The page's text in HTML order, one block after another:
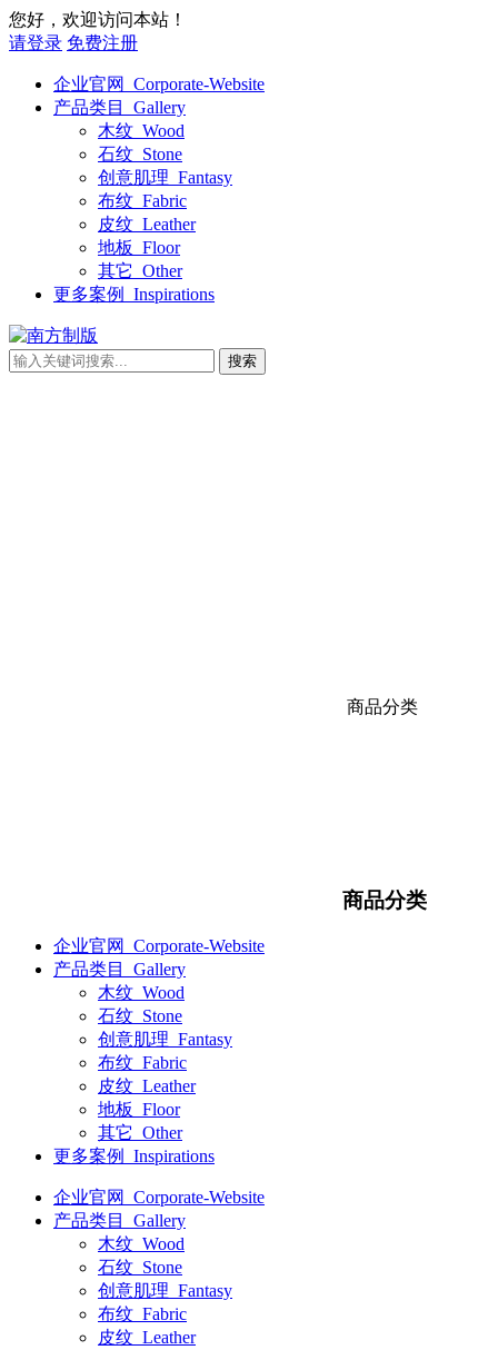
您好，欢迎访问本站！
请登录 免费注册
企业官网_Corporate-Website
产品类目_Gallery
木纹_Wood
石纹_Stone
创意肌理_Fantasy
布纹_Fabric
皮纹_Leather
地板_Floor
其它_Other
更多案例_Inspirations
商品分类
商品分类
企业官网_Corporate-Website
产品类目_Gallery
木纹_Wood
石纹_Stone
创意肌理_Fantasy
布纹_Fabric
皮纹_Leather
地板_Floor
其它_Other
更多案例_Inspirations
企业官网_Corporate-Website
产品类目_Gallery
木纹_Wood
石纹_Stone
创意肌理_Fantasy
布纹_Fabric
皮纹_Leather